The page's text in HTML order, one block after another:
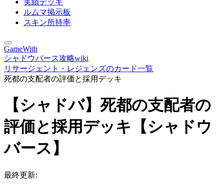
実績デッキ
ルムマ掲示板
スキン所持率
GameWith
シャドウバース攻略wiki
リサージェント・レジェンズのカード一覧
死都の支配者の評価と採用デッキ
【シャドバ】死都の支配者の
評価と採用デッキ【シャドウ
バース】
最終更新: